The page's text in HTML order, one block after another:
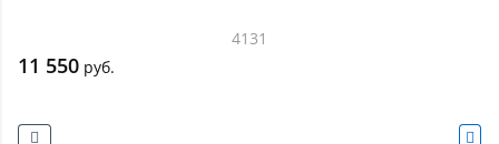
4131
11 550 руб.